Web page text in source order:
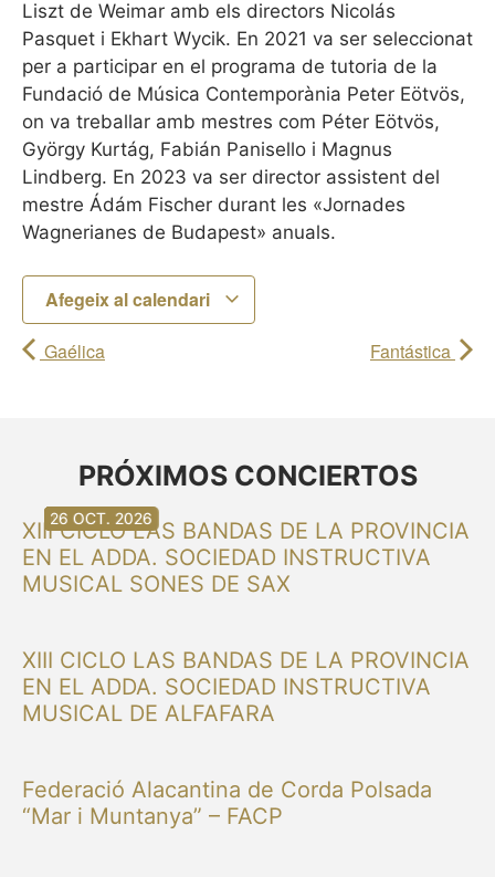
Liszt de Weimar amb els directors Nicolás
Pasquet i Ekhart Wycik. En 2021 va ser seleccionat
per a participar en el programa de tutoria de la
Fundació de Música Contemporània Peter Eötvös,
on va treballar amb mestres com Péter Eötvös,
György Kurtág, Fabián Panisello i Magnus
Lindberg. En 2023 va ser director assistent del
mestre Ádám Fischer durant les «Jornades
Wagnerianes de Budapest» anuals.
Afegeix al calendari
Gaélica Fantástica
PRÓXIMOS CONCIERTOS
XIII CICLO LAS BANDAS DE LA PROVINCIA
EN EL ADDA. SOCIEDAD INSTRUCTIVA
MUSICAL SONES DE SAX
30 AG. 2026
XIII CICLO LAS BANDAS DE LA PROVINCIA
EN EL ADDA. SOCIEDAD INSTRUCTIVA
MUSICAL DE ALFAFARA
30 AG. 2026
Federació Alacantina de Corda Polsada
“Mar i Muntanya” – FACP
13 SET. 2026
20 SET. 2026
20 SET. 2026
26 SET. 2026
03 OCT. 2026
16 OCT. 2026
26 OCT. 2026